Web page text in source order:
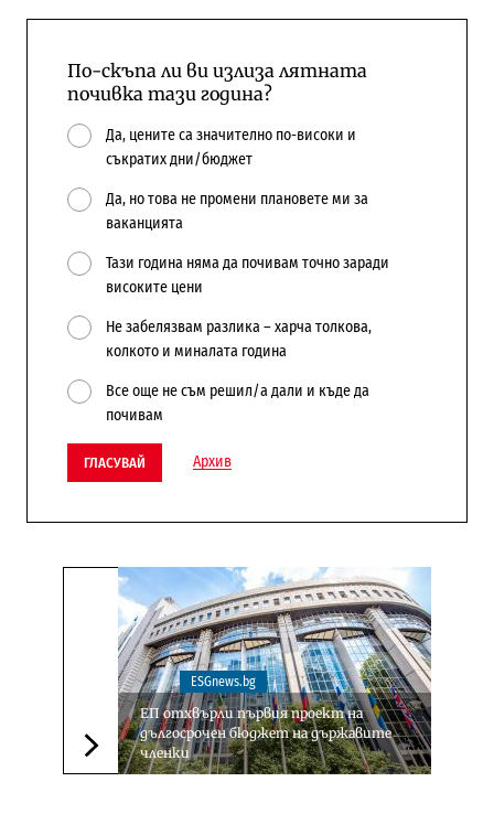
По-скъпа ли ви излиза лятната
почивка тази година?
Да, цените са значително по-високи и
съкратих дни/бюджет
Да, но това не промени плановете ми за
ваканцията
Тази година няма да почивам точно заради
високите цени
Не забелязвам разлика – харча толкова,
колкото и миналата година
Все още не съм решил/а дали и къде да
почивам
ГЛАСУВАЙ Архив
Следваща новина
ESGnews.bg
ЕП отхвърли първия проект на
дългосрочен бюджет на държавите
членки